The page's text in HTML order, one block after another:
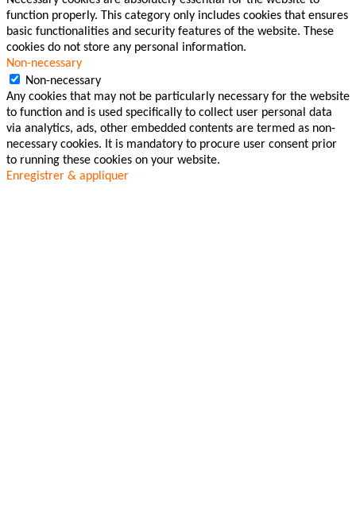
function properly. This category only includes cookies that ensures
basic functionalities and security features of the website. These
cookies do not store any personal information.
Non-necessary
Non-necessary
Any cookies that may not be particularly necessary for the website
to function and is used specifically to collect user personal data
via analytics, ads, other embedded contents are termed as non-
necessary cookies. It is mandatory to procure user consent prior
to running these cookies on your website.
Enregistrer & appliquer